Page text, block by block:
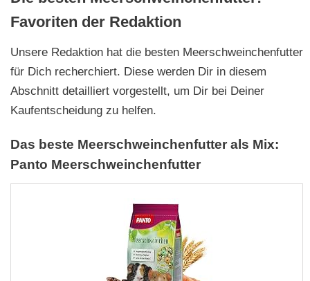
Favoriten der Redaktion
Unsere Redaktion hat die besten Meerschweinchenfutter
für Dich recherchiert. Diese werden Dir in diesem
Abschnitt detailliert vorgestellt, um Dir bei Deiner
Kaufentscheidung zu helfen.
Das beste Meerschweinchenfutter als Mix:
Panto Meerschweinchenfutter